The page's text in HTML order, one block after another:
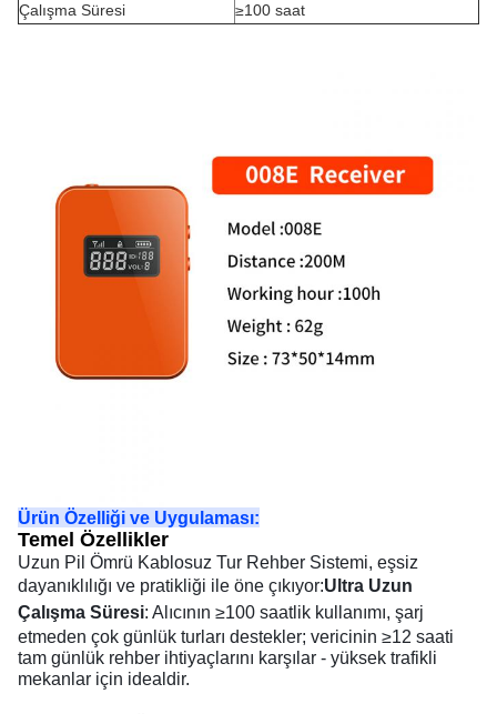
Çalışma Süresi
≥100 saat
Ürün Özelliği ve Uygulaması:
Temel Özellikler
Uzun Pil Ömrü Kablosuz Tur Rehber Sistemi, eşsiz
dayanıklılığı ve pratikliği ile öne çıkıyor:Ultra Uzun
Çalışma Süresi: Alıcının ≥100 saatlik kullanımı, şarj
etmeden çok günlük turları destekler; vericinin ≥12 saati
tam günlük rehber ihtiyaçlarını karşılar - yüksek trafikli
mekanlar için idealdir.